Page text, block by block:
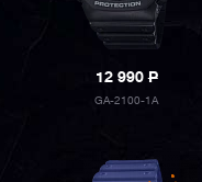
12 990P
GA-2100-1A